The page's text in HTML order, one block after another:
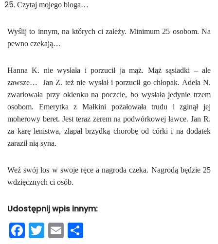
Czytaj mojego bloga…
Wyślij to innym, na których ci zależy. Minimum 25 osobom. Na
pewno czekają…
Hanna K. nie wysłała i porzucił ja mąż. Mąż sąsiadki – ale
zawsze… Jan Z. też nie wysłał i porzucił go chłopak. Adela N.
zwariowała przy okienku na poczcie, bo wysłała jedynie trzem
osobom. Emerytka z Małkini pożałowała trudu i zginął jej
moherowy beret. Jest teraz zerem na podwórkowej ławce. Jan R.
za karę lenistwa, złapał brzydką chorobę od córki i na dodatek
zaraził nią syna.
Weź swój los w swoje ręce a nagroda czeka. Nagrodą będzie 25
wdzięcznych ci osób.
Udostępnij wpis innym:
F T E